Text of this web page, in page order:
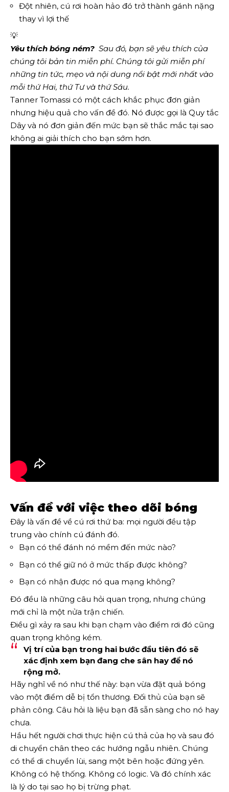
Đột nhiên, cú rơi hoàn hảo đó trở thành gánh nặng
thay vì lợi thế
💡
Yêu thích bóng ném?
  Sau đó, bạn sẽ yêu thích của
chúng tôi bản tin miễn phí. Chúng tôi gửi miễn phí
những tin tức, mẹo và nội dung nổi bật mới nhất vào
mỗi thứ Hai, thứ Tư và thứ Sáu.
Tanner Tomassi có một cách khắc phục đơn giản
nhưng hiệu quả cho vấn đề đó. Nó được gọi là Quy tắc
Dây và nó đơn giản đến mức bạn sẽ thắc mắc tại sao
không ai giải thích cho bạn sớm hơn.
Vấn đề với việc theo dõi bóng
Đây là vấn đề về cú rơi thứ ba: mọi người đều tập
trung vào chính cú đánh đó.
Bạn có thể đánh nó mềm đến mức nào?
Bạn có thể giữ nó ở mức thấp được không?
Bạn có nhận được nó qua mạng không?
Đó đều là những câu hỏi quan trọng, nhưng chúng
mới chỉ là một nửa trận chiến.
Điều gì xảy ra sau khi bạn chạm vào điểm rơi đó cũng
quan trọng không kém.
Vị trí của bạn trong hai bước đầu tiên đó sẽ
xác định xem bạn đang che sân hay để nó
rộng mở.
Hãy nghĩ về nó như thế này: bạn vừa đặt quả bóng
vào một điểm dễ bị tổn thương. Đối thủ của bạn sẽ
phản công. Câu hỏi là liệu bạn đã sẵn sàng cho nó hay
chưa.
Hầu hết người chơi thực hiện cú thả của họ và sau đó
di chuyển chân theo các hướng ngẫu nhiên. Chúng
có thể di chuyển lùi, sang một bên hoặc đứng yên.
Không có hệ thống. Không có logic. Và đó chính xác
là lý do tại sao họ bị trừng phạt.